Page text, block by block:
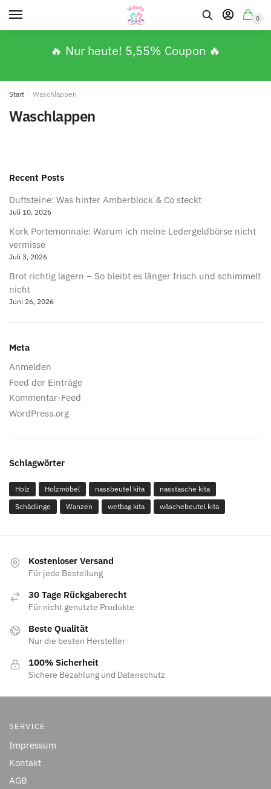
0
🔥 Nur heute! 5,55% Coupon 🔥
Start / Waschlappen
Waschlappen
Recent Posts
Duftsteine: Was hinter Amberblock & Co steckt
Juli 10, 2026
Kork Portemonnaie: Warum ich meine Ledergeldbörse nicht
vermisse
Juli 3, 2026
Brot richtig lagern – So bleibt es länger frisch und schimmelt
nicht
Juni 26, 2026
Meta
Anmelden
Feed der Einträge
Kommentar-Feed
WordPress.org
Schlagwörter
Holz Holzmöbel nassbeutel kita
nasstasche kita
Schädlinge
Wanzen wetbag kita wäschebeutel kita
Kostenloser Versand
Für jede Bestellung
30 Tage Rückgaberecht
Für nicht genutzte Produkte
Beste Qualität
Nur die besten Hersteller
100% Sicherheit
Sichere Bezahlung und Datenschutz
SERVICE
Impressum
Kontakt
AGB